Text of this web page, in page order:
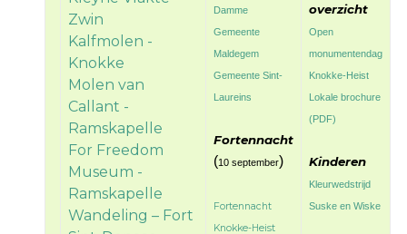
Zwin
Kalfmolen -
Knokke
Molen van
Callant -
Ramskapelle
For Freedom
Museum -
Ramskapelle
Wandeling – Fort
Damme
Gemeente
Maldegem
Gemeente Sint-
Laureins
Fortennacht
(10 september)
Fortennacht
Knokke-Heist
overzicht
Open
monumentendag
Knokke-Heist
Lokale brochure
(PDF)
Kinderen
Kleurwedstrijd
Suske en Wiske